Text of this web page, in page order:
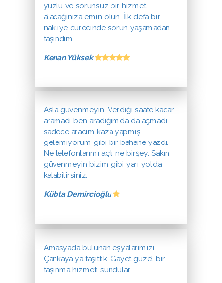
yüzlü ve sorunsuz bir hizmet
alacağınıza emin olun. İlk defa bir
nakliye cürecinde sorun yaşamadan
taşındım.
Kenan Yüksek
Asla güvenmeyin. Verdiği saate kadar
aramadı ben aradığımda da açmadı
sadece aracım kaza yapmış
gelemiyorum gibi bir bahane yazdı.
Ne telefonlarımı açtı ne birşey. Sakın
güvenmeyin bizim gibi yarı yolda
kalabilirsiniz.
Kübta Demircioğlu
Amasyada bulunan eşyalarımızı
Çankaya ya taşıttık. Gayet güzel bir
taşınma hizmeti sundular.